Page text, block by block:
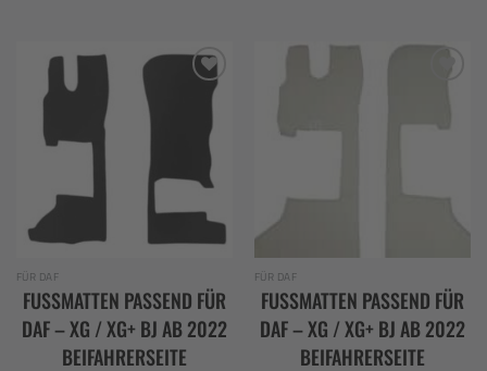
Add to
FÜR DAF
FUSSMATTEN PASSEND FÜR D
AF – XG / XG+ BJ AB 2022 B
EIFAHRERSEITE K
FÜR DAF
FUSSMATTEN PASSEND FÜR D
AF – XG / XG+ BJ AB 2022 B
EIFAHRERSEITE L